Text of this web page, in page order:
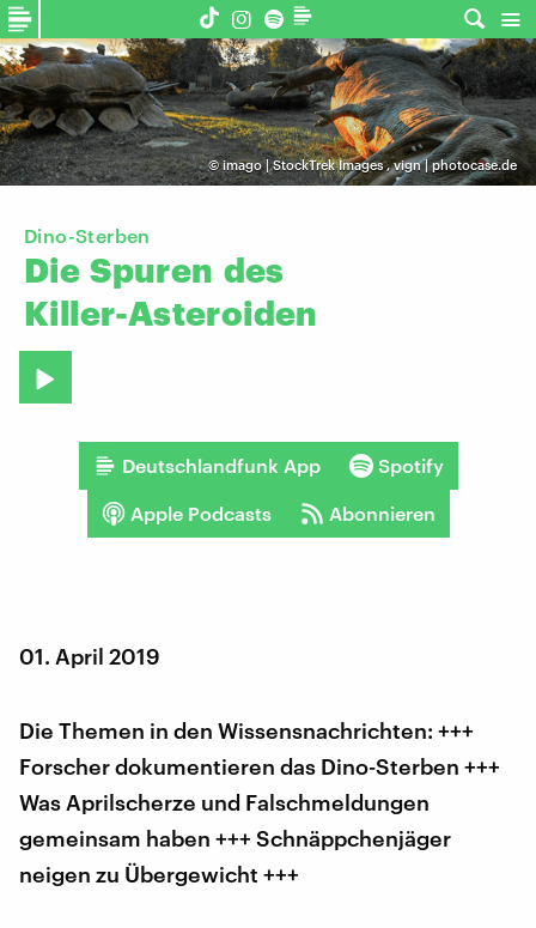
©imago | StockTrek Images,vign | photocase.de
Dino-Sterben
Die Spuren des
Killer-Asteroiden
Deutschlandfunk App Spotify
Apple Podcasts Abonnieren
01. April 2019
Die Themen in den Wissensnachrichten: +++
Forscher dokumentieren das Dino-Sterben +++
Was Aprilscherze und Falschmeldungen
gemeinsam haben +++ Schnäppchenjäger
neigen zu Übergewicht +++